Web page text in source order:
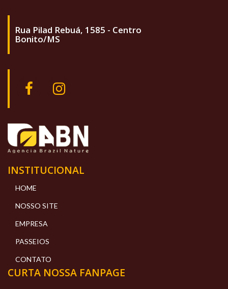
Rua Pilad Rebuá, 1585 - Centro
Bonito/MS
INSTITUCIONAL
HOME
NOSSO SITE
EMPRESA
PASSEIOS
CONTATO
CURTA NOSSA FANPAGE